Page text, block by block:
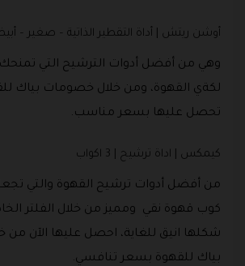
أوشن ريتش | أداة التقطير الذاتية – صغير –
وهي من أفضل أدوات الترشيح التي
لكةي القهوة، ومن خلال خصومات بياك
تحصل عليها بسعر مناسب.
كيمكس | اداة ترشيح | 3 اكواب
من أفضل أدوات ترشيح القهوة والتي
كوب قهوة نقي ومميز من خلال الفلتر
شكلها انيق للغاية، احصل عليها الآن
بياك للقهوة بسعر تنافسي.